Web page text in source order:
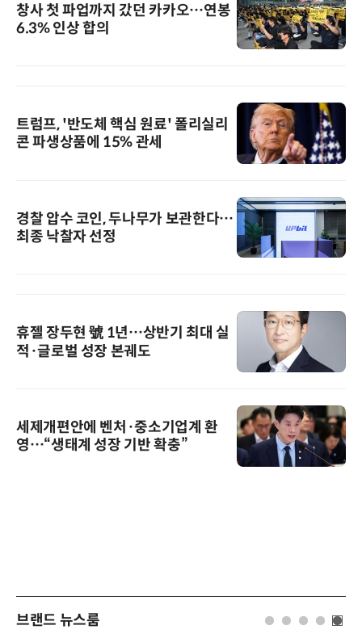
창사 첫 파업까지 갔던 카카오…연봉
6.3% 인상 합의
트럼프, '반도체 핵심 원료' 폴리실리
콘 파생상품에 15% 관세
경찰 압수 코인, 두나무가 보관한다…
최종 낙찰자 선정
휴젤 장두현 號 1년…상반기 최대 실
적·글로벌 성장 본궤도
세제개편안에 벤처·중소기업계 환
영…“생태계 성장 기반 확충”
브랜드 뉴스룸